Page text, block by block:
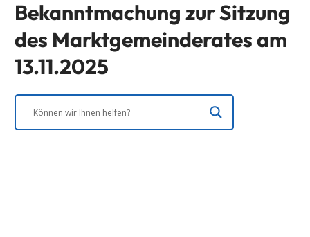
Bekanntmachung zur Sitzung
des Marktgemeinderates am
13.11.2025